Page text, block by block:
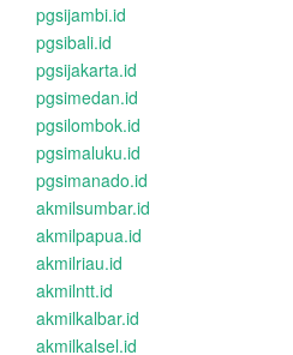
pgsijambi.id
pgsibali.id
pgsijakarta.id
pgsimedan.id
pgsilombok.id
pgsimaluku.id
pgsimanado.id
akmilsumbar.id
akmilpapua.id
akmilriau.id
akmilntt.id
akmilkalbar.id
akmilkalsel.id